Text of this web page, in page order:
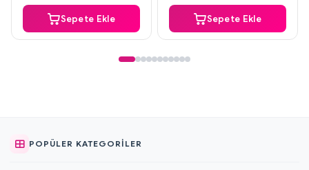
Sepete Ekle Sepete Ekle
POPÜLER KATEGORILER